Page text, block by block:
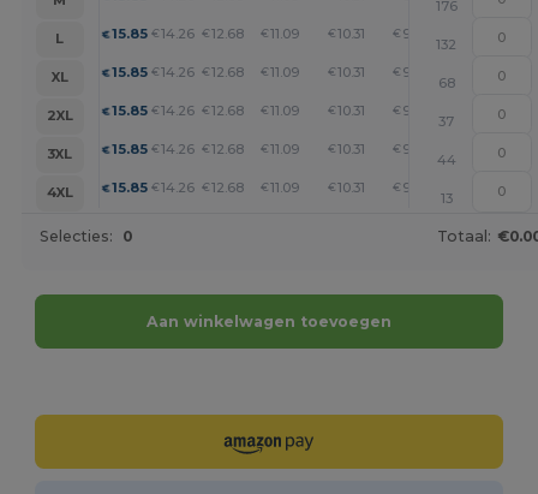
176
L
€15.85 € 14.26 € 12.68 € 11.09 € 10.31 € 9.51 +
132
XL
€15.85 € 14.26 € 12.68 € 11.09 € 10.31 € 9.51 +
68
2XL
€15.85 € 14.26 € 12.68 € 11.09 € 10.31 € 9.51 +
37
3XL
€15.85 € 14.26 € 12.68 € 11.09 € 10.31 € 9.51
44
4XL
€15.85 € 14.26 € 12.68 € 11.09 € 10.31 € 9.51
13
Selecties: 0 Totaal:
Aan winkelwagen toevoegen